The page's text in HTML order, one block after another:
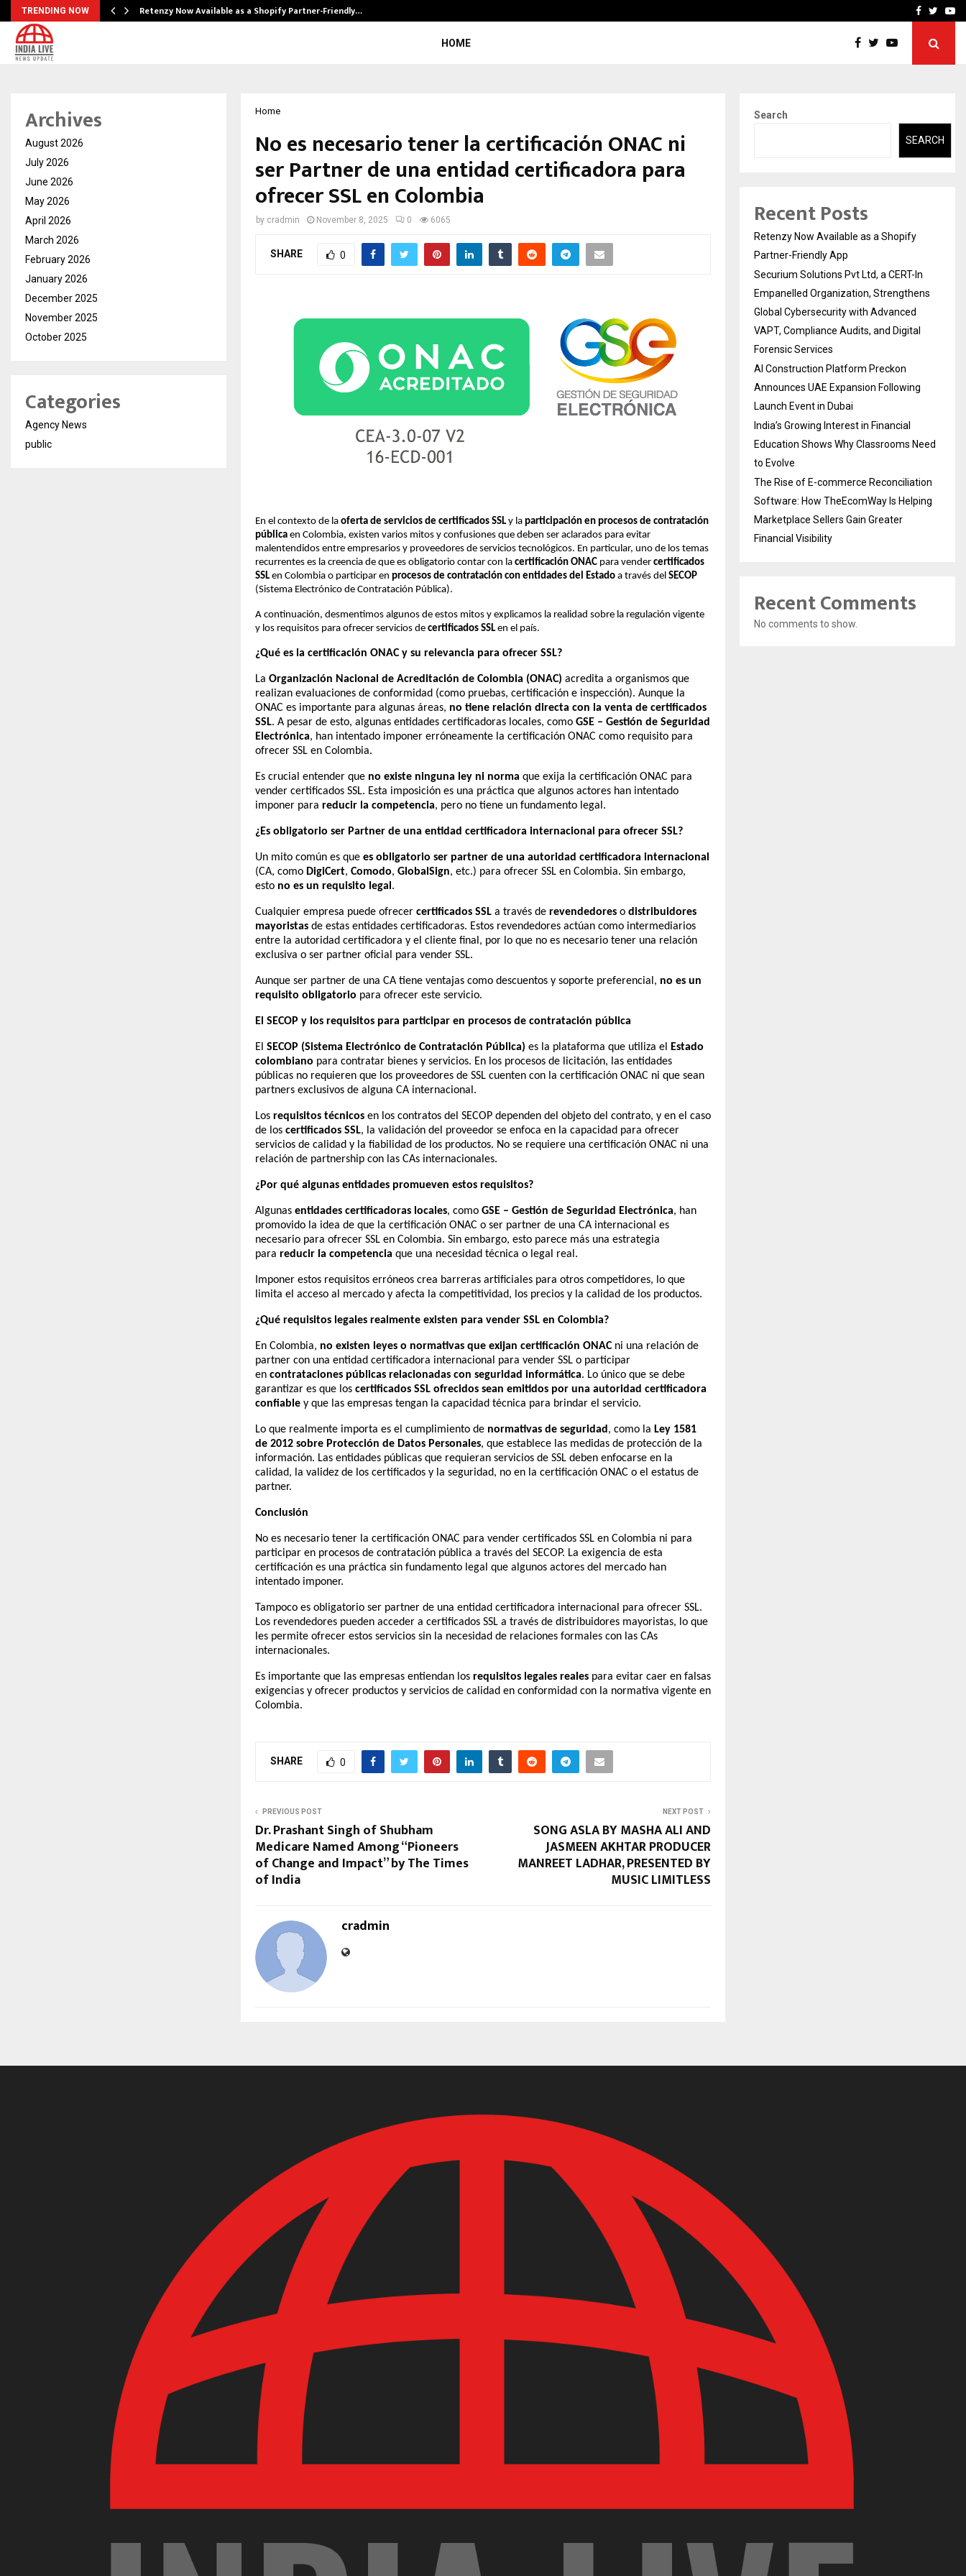
TRENDING NOW Retenzy Now Available as a Shopify Partner-Friendly… AI ConstructionFacebook
HOME
Home
No es necesario tener la certificación ONAC ni
ser Partner de una entidad certificadora para
ofrecer SSL en Colombia
by cradmin November 8, 2025 0 6065
SHARE 0
En el contexto de la oferta de servicios de certificados SSLy la participación en procesos de contratación
pública en Colombia, existen varios mitos y confusiones que deben ser aclarados para evitar
malentendidos entre empresarios y proveedores de servicios tecnológicos. En particular, uno de los temas
recurrentes es la creencia de que es obligatorio contar con la certificación ONAC para vender certificados
SSLen Colombia o participar en procesos de contratación con entidades del Estado a través del SECOP
(Sistema Electrónico de Contratación Pública).
A continuación, desmentimos algunos de estos mitos y explicamos la realidad sobre la regulación vigente
y los requisitos para ofrecer servicios de certificados SSLen el país.
¿Qué es la certificación ONAC y su relevancia para ofrecer SSL?
La Organización Nacional de Acreditación de Colombia (ONAC) acredita a organismos que
realizan evaluaciones de conformidad (como pruebas, certificación e inspección). Aunque la
ONAC es importante para algunas áreas, no tiene relación directa con la venta de certificados
SSL. A pesar de esto, algunas entidades certificadoras locales, como GSE – Gestión de Seguridad
Electrónica, han intentado imponer erróneamente la certificación ONAC como requisito para
ofrecer SSL en Colombia.
Es crucial entender que no existe ninguna ley ni norma que exija la certificación ONAC para
vender certificados SSL. Esta imposición es una práctica que algunos actores han intentado
imponer para reducir la competencia, pero no tiene un fundamento legal.
¿Es obligatorio ser Partner de una entidad certificadora internacional para ofrecer SSL?
Un mito común es que es obligatorio ser partner de una autoridad certificadora internacional
(CA, como DigiCert, Comodo, GlobalSign, etc.) para ofrecer SSL en Colombia. Sin embargo,
esto no es un requisito legal.
Cualquier empresa puede ofrecer certificados SSL a través de revendedores o distribuidores
mayoristas de estas entidades certificadoras. Estos revendedores actúan como intermediarios
entre la autoridad certificadora y el cliente final, por lo que no es necesario tener una relación
exclusiva o ser partner oficial para vender SSL.
Aunque ser partner de una CA tiene ventajas como descuentos y soporte preferencial, no es un
requisito obligatorio para ofrecer este servicio.
El SECOP y los requisitos para participar en procesos de contratación pública
El SECOP (Sistema Electrónico de Contratación Pública) es la plataforma que utiliza el Estado
colombiano para contratar bienes y servicios. En los procesos de licitación, las entidades
públicas no requieren que los proveedores de SSL cuenten con la certificación ONAC ni que sean
partners exclusivos de alguna CA internacional.
Los requisitos técnicos en los contratos del SECOP dependen del objeto del contrato, y en el caso
de los certificados SSL, la validación del proveedor se enfoca en la capacidad para ofrecer
servicios de calidad y la fiabilidad de los productos. No se requiere una certificación ONAC ni una
relación de partnership con las CAs internacionales.
¿Por qué algunas entidades promueven estos requisitos?
Algunas entidades certificadoras locales, como GSE – Gestión de Seguridad Electrónica, han
promovido la idea de que la certificación ONAC o ser partner de una CA internacional es
necesario para ofrecer SSL en Colombia. Sin embargo, esto parece más una estrategia
para reducir la competencia que una necesidad técnica o legal real.
Imponer estos requisitos erróneos crea barreras artificiales para otros competidores, lo que
limita el acceso al mercado y afecta la competitividad, los precios y la calidad de los productos.
¿Qué requisitos legales realmente existen para vender SSL en Colombia?
En Colombia, no existen leyes o normativas que exijan certificación ONACni una relación de
partner con una entidad certificadora internacional para vender SSL o participar
en contrataciones públicas relacionadas con seguridad informática. Lo único que se debe
garantizar es que los certificados SSL ofrecidos sean emitidos por una autoridad certificadora
confiable y que las empresas tengan la capacidad técnica para brindar el servicio.
Lo que realmente importa es el cumplimiento de normativas de seguridad, como la Ley 1581
de 2012 sobre Protección de Datos Personales, que establece las medidas de protección de la
información. Las entidades públicas que requieran servicios de SSL deben enfocarse en la
calidad, la validez de los certificados y la seguridad, no en la certificación ONAC o el estatus de
partner.
Conclusión
No es necesario tener la certificación ONAC para vender certificados SSL en Colombia ni para
participar en procesos de contratación pública a través del SECOP. La exigencia de esta
certificación es una práctica sin fundamento legal que algunos actores del mercado han
intentado imponer.
Tampoco es obligatorio ser partner de una entidad certificadora internacional para ofrecer SSL.
Los revendedores pueden acceder a certificados SSL a través de distribuidores mayoristas, lo que
les permite ofrecer estos servicios sin la necesidad de relaciones formales con las CAs
internacionales.
Es importante que las empresas entiendan los requisitos legales reales para evitar caer en falsas
exigencias y ofrecer productos y servicios de calidad en conformidad con la normativa vigente en
Colombia.
SHARE 0
PREVIOUS POST
Dr. Prashant Singh of Shubham
Medicare Named Among “Pioneers
of Change and Impact” by The Times
of India
NEXT POST
SONG ASLA BY MASHA ALI AND
JASMEEN AKHTAR PRODUCER
MANREET LADHAR, PRESENTED BY
MUSIC LIMITLESS
cradmin
Archives
August 2026
July 2026
June 2026
May 2026
April 2026
March 2026
February 2026
January 2026
December 2025
November 2025
October 2025
Categories
Agency News
public
Search
SEARCH
Recent Posts
Retenzy Now Available as a Shopify
Partner-Friendly App
Securium Solutions Pvt Ltd, a CERT-In
Empanelled Organization, Strengthens
Global Cybersecurity with Advanced
VAPT, Compliance Audits, and Digital
Forensic Services
AI Construction Platform Preckon
Announces UAE Expansion Following
Launch Event in Dubai
India’s Growing Interest in Financial
Education Shows Why Classrooms Need
to Evolve
The Rise of E-commerce Reconciliation
Software: How TheEcomWay Is Helping
Marketplace Sellers Gain Greater
Financial Visibility
Recent Comments
No comments to show.